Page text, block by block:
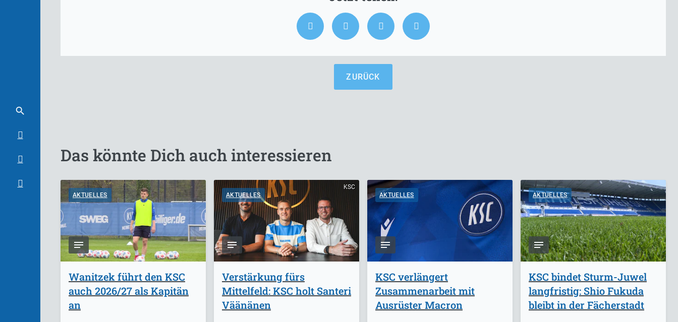
ZURÜCK
Das könnte Dich auch interessieren
AKTUELLES
Wanitzek führt den KSC
auch 2026/27 als Kapitän
an
KSC
AKTUELLES
Verstärkung fürs
Mittelfeld: KSC holt Santeri
Väänänen
AKTUELLES
KSC verlängert
Zusammenarbeit mit
Ausrüster Macron
AKTUELLES
KSC bindet Sturm-Juwel
langfristig: Shio Fukuda
bleibt in der Fächerstadt